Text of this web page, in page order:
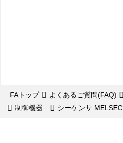
FAトップ よくあるご質問(FAQ)
制御機器
シーケンサ MELSEC